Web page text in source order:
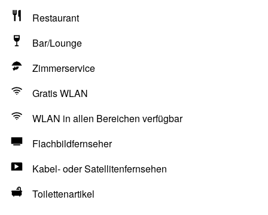
Restaurant
Bar/Lounge
Zimmerservice
Gratis WLAN
WLAN in allen Bereichen verfügbar
Flachbildfernseher
Kabel- oder Satellitenfernsehen
Toilettenartikel